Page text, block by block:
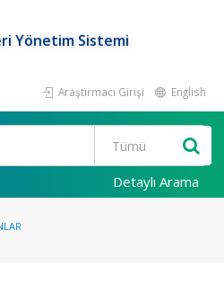
Yönetim Sistemi
Araştırmacı Girişi English
Detaylı Arama